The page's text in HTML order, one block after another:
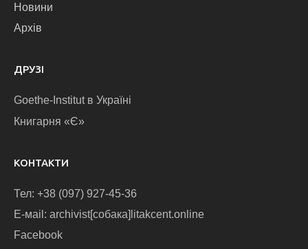
Новини
Архів
ДРУЗІ
Goethe-Institut в Україні
Книгарня «Є»
КОНТАКТИ
Тел: +38 (097) 927-45-36
E-маіl: archivist[собака]litakcent.online
Facebook